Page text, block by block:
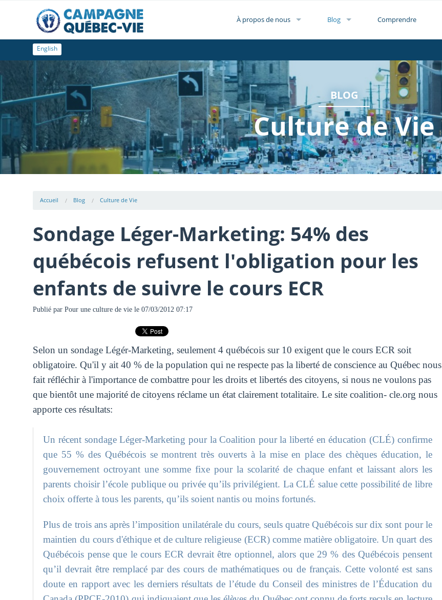
À propos de nous Blog Comprendre
English
BLOG
Culture de Vie
Accueil Blog Culture de Vie
Sondage Léger-Marketing: 54% des
québécois refusent l'obligation pour les
enfants de suivre le cours ECR
Publié par Pour une culture de viele 07/03/2012 07:17
Selon un sondage Légér-Marketing, seulement 4 québécois sur 10 exigent que le cours ECR soit
obligatoire. Qu'il y ait 40 % de la population qui ne respecte pas la liberté de conscience au Québec nous
fait réfléchir à l'importance de combattre pour les droits et libertés des citoyens, si nous ne voulons pas
que bientôt une majorité de citoyens réclame un état clairement totalitaire. Le site coalition- cle.org nous
apporte ces résultats:
Un récent sondage Léger-Marketing pour la Coalition pour la liberté en éducation (CLÉ) confirme
que 55 % des Québécois se montrent très ouverts à la mise en place des chèques éducation, le
gouvernement octroyant une somme fixe pour la scolarité de chaque enfant et laissant alors les
parents choisir l’école publique ou privée qu’ils privilégient. La CLÉ salue cette possibilité de libre
choix offerte à tous les parents, qu’ils soient nantis ou moins fortunés.
Plus de trois ans après l’imposition unilatérale du cours, seuls quatre Québécois sur dix sont pour le
maintien du cours d'éthique et de culture religieuse (ECR) comme matière obligatoire. Un quart des
Québécois pense que le cours ECR devrait être optionnel, alors que 29 % des Québécois pensent
qu’il devrait être remplacé par des cours de mathématiques ou de français. Cette volonté est sans
doute en rapport avec les derniers résultats de l’étude du Conseil des ministres de l’Éducation du